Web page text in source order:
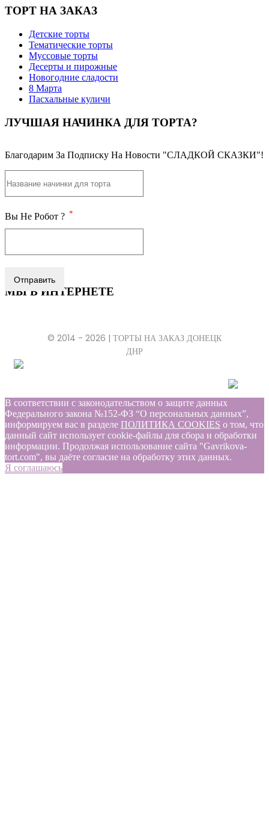
ТОРТ НА ЗАКАЗ
Детские торты
Тематические торты
Муссовые торты
Десерты и пирожные
Новогодние сладости
8 Марта
Пасхальные куличи
ЛУЧШАЯ НАЧИНКА ДЛЯ ТОРТА?
Благодарим За Подписку На Новости "СЛАДКОЙ СКАЗКИ"!
Вы Не Робот ? *
Отправить
МЫ В ИНТЕРНЕТЕ
© 2014 - 2026 | ТОРТЫ НА ЗАКАЗ ДОНЕЦК
ДНР
В соответствии с законодательством о защите данных
Федерального закона №152-ФЗ “О персональных данных”,
информируем вас в разделе ПОЛИТИКА COOKIES о том, что
данный сайт использует cookie-файлы для сбора и обработки
информации. Продолжая использование сайта "Gavrikova-
tort.com", вы даёте согласие на обработку этих данных.
Я соглашаюсь